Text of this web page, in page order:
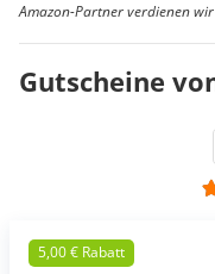
Amazon-Partner verdienen
Gutscheine
5,00 € Rabatt